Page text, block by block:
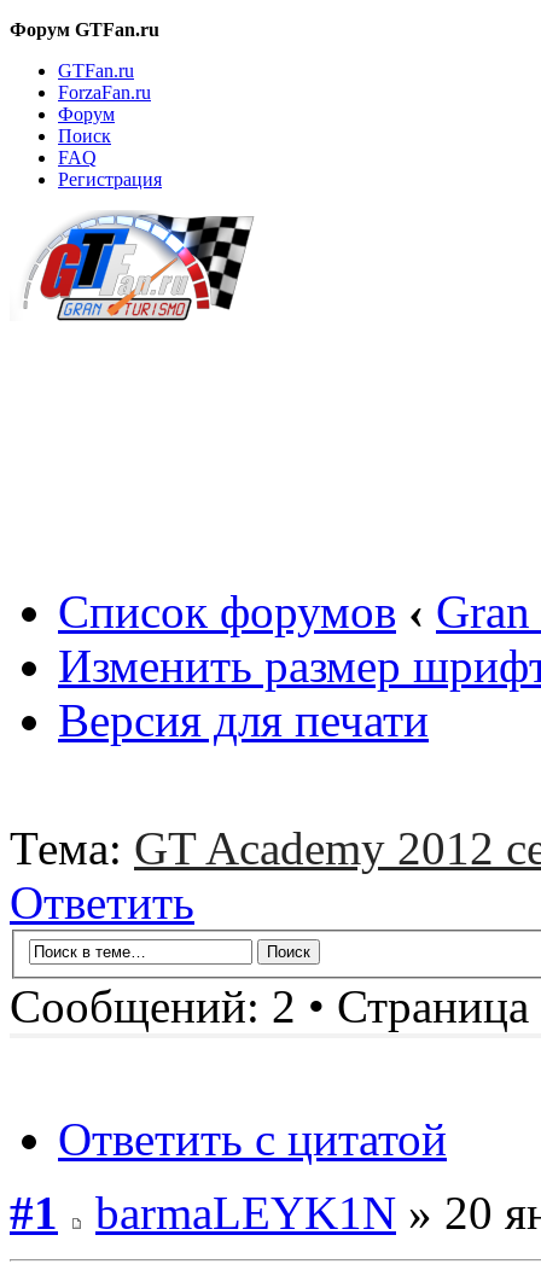
Форум GTFan.ru
GTFan.ru
ForzaFan.ru
Форум
Поиск
FAQ
Регистрация
Список форумов ‹
Изменить размер
Версия для печати
Тема: GT Academy 2012
Ответить
Сообщений: 2 • Страница
Ответить с цитатой
#1
barmaLEYK1N » 20